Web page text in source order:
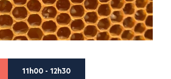
11h00 - 12h30